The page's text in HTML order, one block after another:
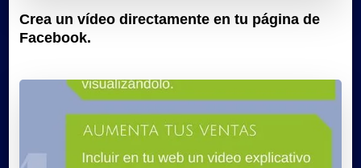
Crea un vídeo directamente en tu página de
Facebook.